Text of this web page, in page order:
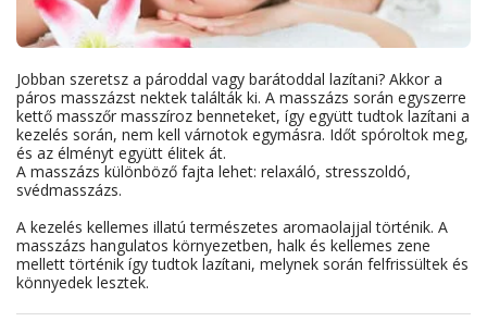
Jobban szeretsz a pároddal vagy barátoddal lazítani? Akkor a
páros masszázst nektek találták ki. A masszázs során egyszerre
kettő masszőr masszíroz benneteket, így együtt tudtok lazítani a
kezelés során, nem kell várnotok egymásra. Időt spóroltok meg,
és az élményt együtt élitek át.
A masszázs különböző fajta lehet: relaxáló, stresszoldó,
svédmasszázs.
A kezelés kellemes illatú természetes aromaolajjal történik. A
masszázs hangulatos környezetben, halk és kellemes zene
mellett történik így tudtok lazítani, melynek során felfrissültek és
könnyedek lesztek.